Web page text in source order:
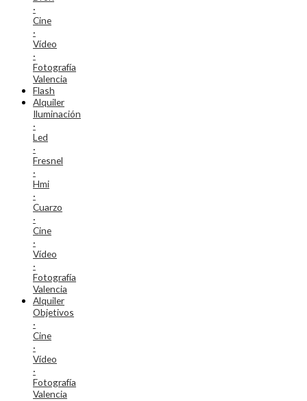
·
Cine
·
Vídeo
·
Fotografía
Valencia
Flash
Alquiler
Iluminación
·
Led
·
Fresnel
·
Hmi
·
Cuarzo
·
Cine
·
Vídeo
·
Fotografía
Valencia
Alquiler
Objetivos
·
Cine
·
Vídeo
·
Fotografía
Valencia